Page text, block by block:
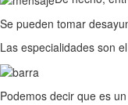
Se pueden tomar
Las especialidades son
Podemos decir que es